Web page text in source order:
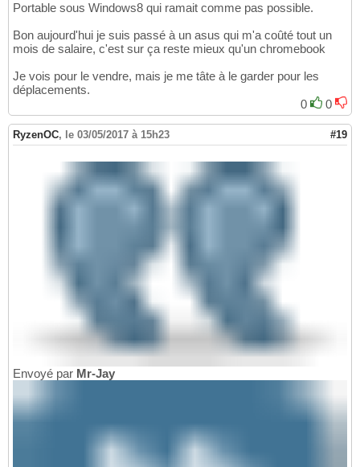
Portable sous Windows8 qui ramait comme pas possible.
Bon aujourd'hui je suis passé à un asus qui m'a coûté tout un
mois de salaire, c'est sur ça reste mieux qu'un chromebook
Je vois pour le vendre, mais je me tâte à le garder pour les
déplacements.
0
0
RyzenOC, le 03/05/2017 à 15h23 #19
Envoyé par Mr-Jay